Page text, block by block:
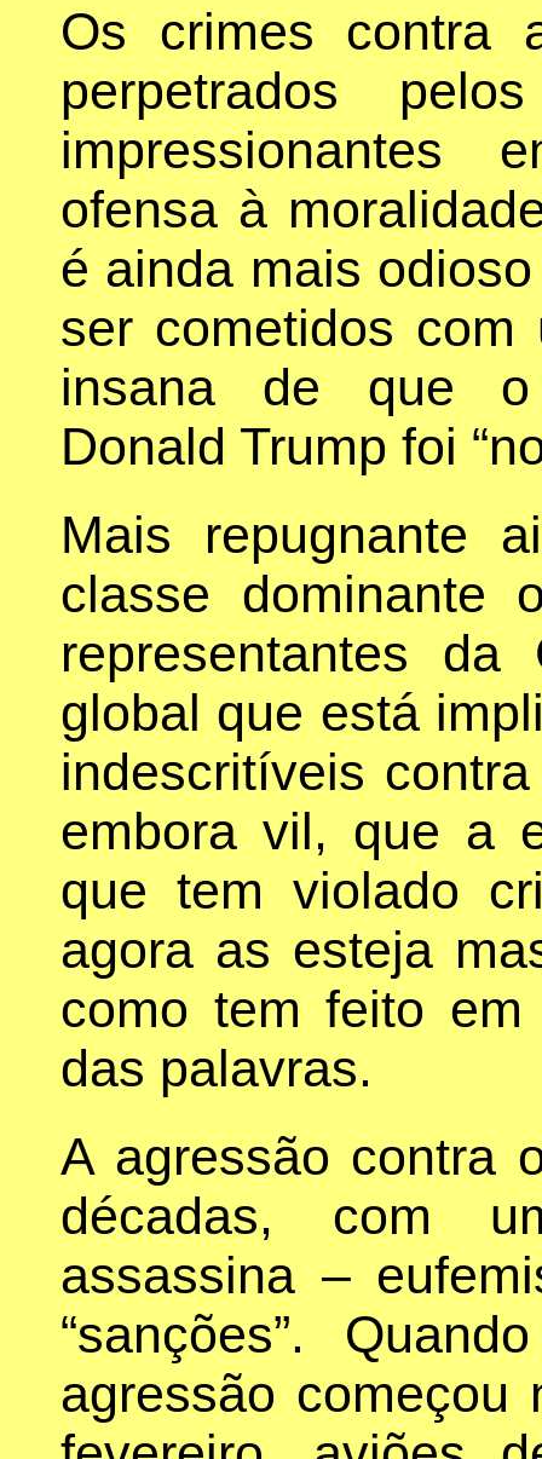
Os crimes contra
perpetrados
impressionantes
ofensa à
é ainda mais
ser cometidos com
insana de que o
Donald Trump foi
Mais repugnante
classe dominante
representantes
global que está
indescritíveis
embora vil, que a
que tem violado
agora as esteja
como tem feito
das palavras.
A agressão contra
décadas, com
assassina –
“sanções”.
agressão começou